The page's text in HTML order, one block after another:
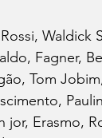
Waldick
Fagner,
Tom
jor, Erasmo,